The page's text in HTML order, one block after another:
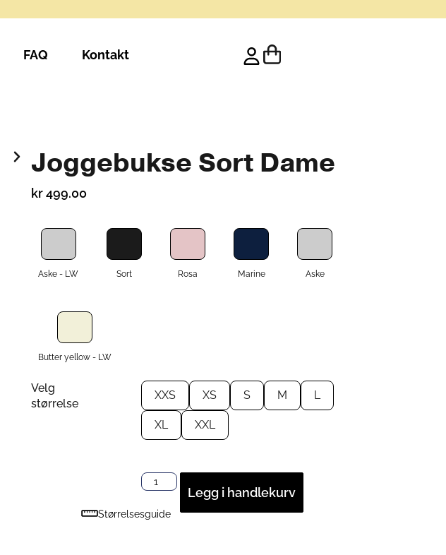
FAQ Kontakt
Joggebukse Sort Dame
kr499.00
Aske - LW Sort Rosa Marine Aske
Butter yellow - LW
Velg
størrelse
Størrelsesguide
XXS XS S M L
XL XXL
Legg i handlekurv